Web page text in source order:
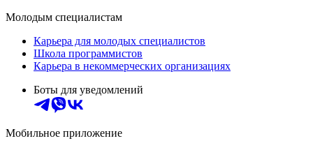
Молодым специалистам
Карьера для молодых специалистов
Школа программистов
Карьера в некоммерческих организациях
Боты для уведомлений
Мобильное приложение